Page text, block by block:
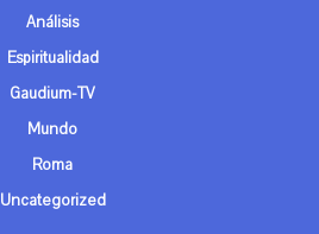
Análisis
Espiritualidad
Gaudium-TV
Mundo
Roma
Uncategorized